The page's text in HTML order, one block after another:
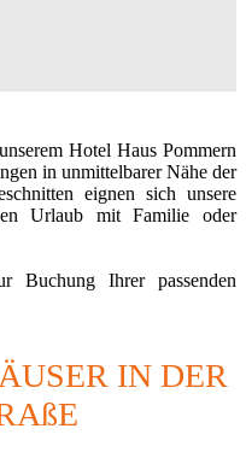
Hotel Haus Pommern
in unmittelbarer Nähe der
eignen sich unsere
Urlaub mit Familie oder
Buchung Ihrer passenden
IN DER